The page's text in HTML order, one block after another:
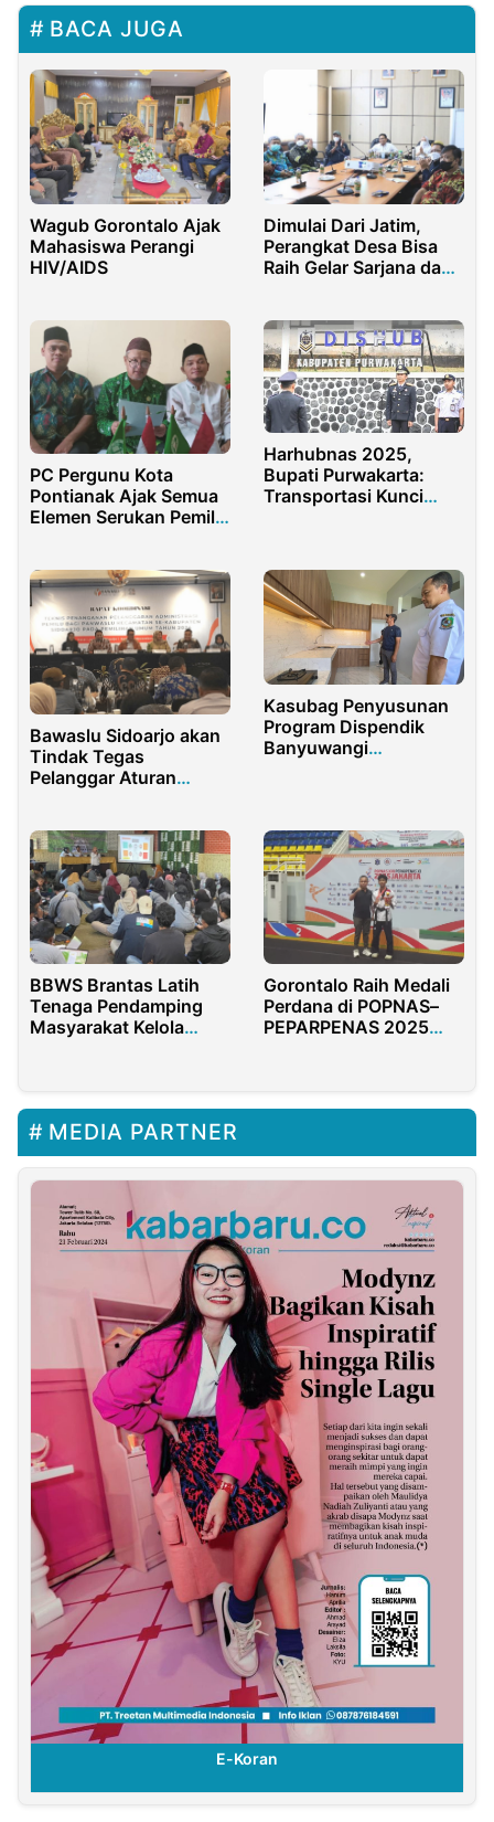
BACA JUGA
Wagub Gorontalo Ajak
Mahasiswa Perangi
HIV/AIDS
Dimulai Dari Jatim,
Perangkat Desa Bisa
Raih Gelar Sarjana dan
PC Pergunu Kota
Pontianak Ajak Semua
Elemen Serukan Pemilu
Harhubnas 2025,
Bupati Purwakarta:
Transportasi Kunci
Bawaslu Sidoarjo akan
Tindak Tegas
Pelanggar Aturan
Kasubag Penyusunan
Program Dispendik
Banyuwangi
BBWS Brantas Latih
Tenaga Pendamping
Masyarakat Kelola
Gorontalo Raih Medali
Perdana di POPNAS–
PEPARPENAS 2025
MEDIA PARTNER
E-Koran